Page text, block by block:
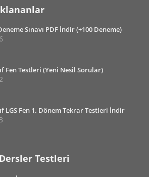
Sınavı PDF İndir (+100 Deneme)
Fen Testleri (Yeni Nesil Sorular)
LGS Fen 1. Dönem Tekrar Testleri İndir
Testleri